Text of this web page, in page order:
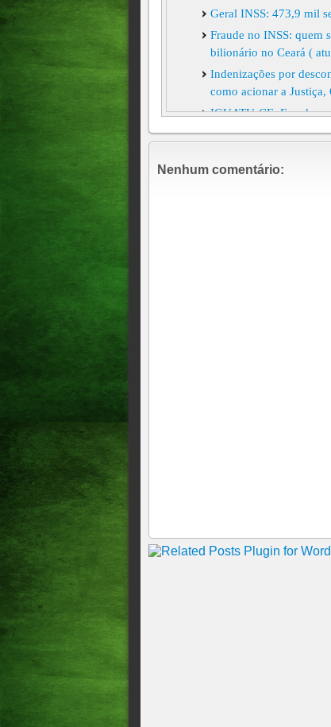
Geral INSS: 473,9 mil
Fraude no INSS: quem
bilionário no Ceará (
Indenizações por
como acionar a
IGUATU-CE: Fraude
Polícia Federal no
no esquema criminoso
Nenhum comentário: